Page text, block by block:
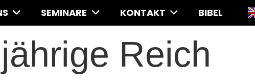
SEMINARE KONTAKT BIBEL
Reich